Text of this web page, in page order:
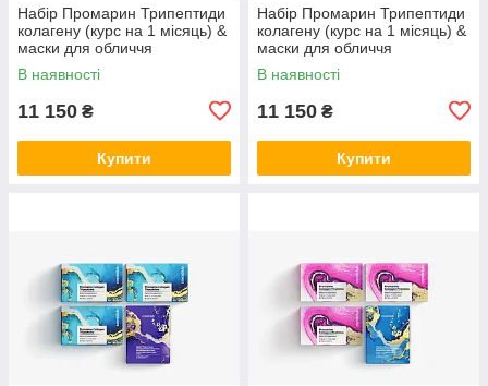
Набір Промарин Трипептиди
колагену (курс на 1 місяць) &
маски для обличчя
біоцелюлозні Advanced
Collagen (5 саше)
В наявності
11 150 ₴
Купити
Набір Промарин Трипептиди
колагену (курс на 1 місяць) &
маски для обличчя
біоцелюлозні Hydro Boost (5
саше)
В наявності
11 150 ₴
Купити